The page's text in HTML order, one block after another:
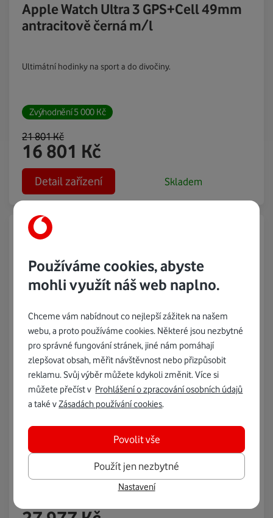
Apple Watch Ultra 3 GPS+Cell 49mm
antracitově černá m/l
Ultimátní hodinky na sport a do divočiny.
Zvýhodnění5 000 Kč
21 801Kč
16 801 Kč
Detail zařízení Skladem
Novinka
Garmin
Chytré hodinky Garmin Fenix 8 Pro –
51 mm černá
Extrémně odolné hodinky pro dobrodružství.
Používáme cookies, abyste
mohli využít náš web naplno.
Chceme vám nabídnout co nejlepší zážitek na našem
webu, a proto používáme cookies. Některé jsou nezbytné
pro správné fungování stránek, jiné nám pomáhají
zlepšovat obsah, měřit návštěvnost nebo přizpůsobit
reklamu. Svůj výběr můžete kdykoli změnit. Více si
můžete přečíst v Prohlášení o zpracování osobních údajů
a také vZásadách používání cookies.
Použít jen nezbytné
Povolit vše
Nastavení